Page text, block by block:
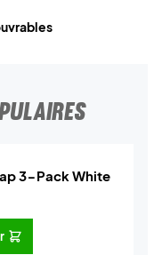
3-Pack White